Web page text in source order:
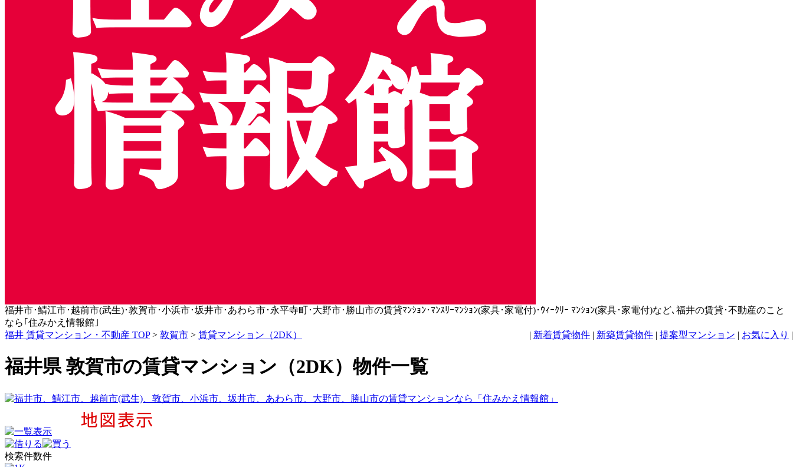
福井市･鯖江市･越前市(武生)･敦賀市･小浜市･坂井市･あわら市･永平寺町･大野市･勝山市の賃貸ﾏﾝｼｮﾝ･ﾏﾝｽﾘｰﾏﾝｼｮﾝ(家具･家電付)･ｳｨｰｸﾘｰ ﾏﾝｼｮﾝ(家具･家電付)など､福井の賃貸･不動産のこと
なら｢住みかえ情報館｣
| 新着賃貸物件 | 新築賃貸物件 | 提案型マンション | お気に入り |
福井 賃貸マンション・不動産 TOP> 敦賀市 > 賃貸マンション（2DK）
福井県 敦賀市の賃貸マンション（2DK）物件一覧
検索件数件